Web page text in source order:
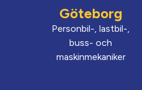
Göteborg
Personbil-, lastbil-,
buss- och
maskinmekaniker